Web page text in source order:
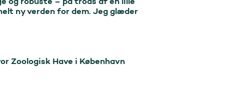
ny verden for dem. Jeg glæder
Zoologisk Have i København